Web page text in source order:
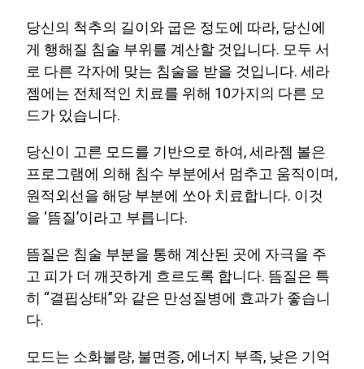
당신의 척추의 길이와 굽은 정도에 따라, 당신에
게 행해질 침술 부위를 계산할 것입니다. 모두 서
로 다른 각자에 맞는 침술을 받을 것입니다. 세라
젬에는 전체적인 치료를 위해 10가지의 다른 모
드가 있습니다.
당신이 고른 모드를 기반으로 하여, 세라젬 볼은
프로그램에 의해 침수 부분에서 멈추고 움직이며,
원적외선을 해당 부분에 쏘아 치료합니다. 이것
을 ‘뜸질’이라고 부릅니다.
뜸질은 침술 부분을 통해 계산된 곳에 자극을 주
고 피가 더 깨끗하게 흐르도록 합니다. 뜸질은 특
히 “결핍상태”와 같은 만성질병에 효과가 좋습니
다.
모드는 소화불량, 불면증, 에너지 부족, 낮은 기억